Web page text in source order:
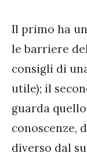
Il primo ha
le barriere
consigli di
utile); il
guarda
conoscenze,
diverso dal